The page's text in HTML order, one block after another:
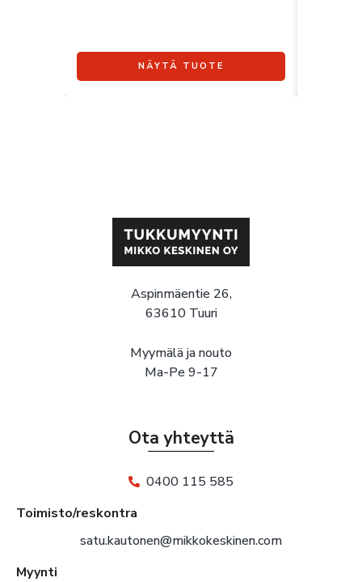
NÄYTÄ TUOTE
Aspinmäentie 26,
63610 Tuuri
Myymälä ja nouto
Ma-Pe 9-17
Ota yhteyttä
0400 115 585
Toimisto/reskontra
satu.kautonen@mikkokeskinen.com
Myynti